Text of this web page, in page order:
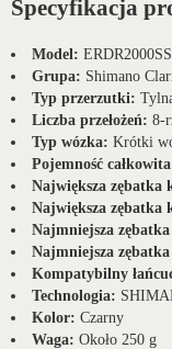
Specyfikacja
Model: ERDR2000SS
Grupa: Shimano
Typ przerzutki:
Liczba przełożeń: 8-
Typ wózka: Krótki
Pojemność
Największa zębatka
Największa zębatka
Najmniejsza
Najmniejsza
Kompatybilny
Technologia:
Kolor: Czarny
Waga: Około 250 g